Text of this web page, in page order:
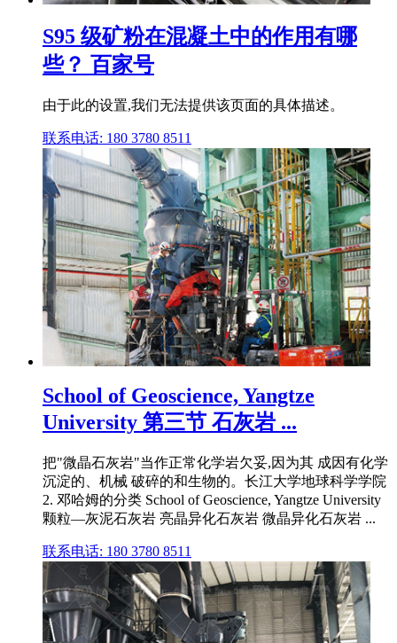
S95 级矿粉在混凝土中的作用有哪
些？ 百家号
由于此的设置,我们无法提供该页面的具体描述。
联系电话: 180 3780 8511
School of Geoscience, Yangtze
University 第三节 石灰岩 ...
把"微晶石灰岩"当作正常化学岩欠妥,因为其 成因有化学
沉淀的、机械 破碎的和生物的。长江大学地球科学学院
2. 邓哈姆的分类 School of Geoscience, Yangtze University
颗粒—灰泥石灰岩 亮晶异化石灰岩 微晶异化石灰岩 ...
联系电话: 180 3780 8511